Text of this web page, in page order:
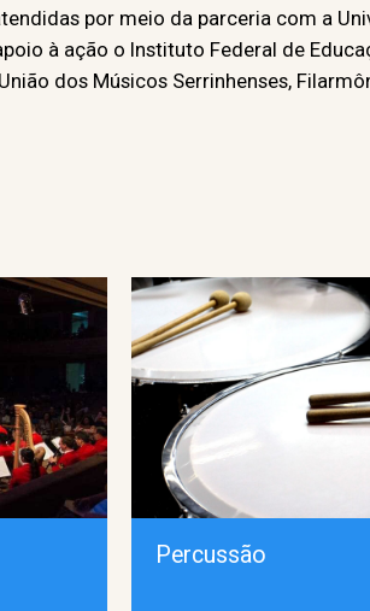
por meio da parceria com a
à ação o Instituto Federal de
dos Músicos Serrinhenses,
Percussão